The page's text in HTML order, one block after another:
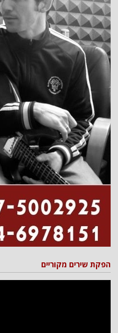
הפקת שירים מקוריים